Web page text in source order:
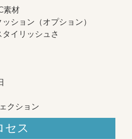
素材
ション（オプション）
イリッシュさ
クション
セス